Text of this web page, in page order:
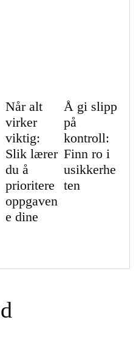
Når alt
virker
viktig:
Slik lærer
du å
prioritere
oppgaven
e dine
Å gi slipp
på
kontroll:
Finn ro i
usikkerhe
ten